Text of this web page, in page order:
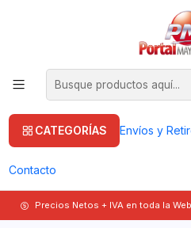
CATEGORÍAS Envíos y
Contacto
Precios Netos + IVA en toda la